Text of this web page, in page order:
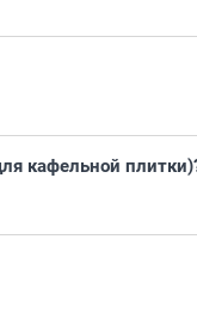
кафельной